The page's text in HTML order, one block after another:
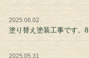
2025.06.02
塗り替え塗装工事です。8
2025.05.31